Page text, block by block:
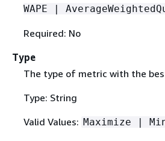
WAPE |
Required: No
Type
The type of metric with the
Type: String
Valid Values: Maximize |